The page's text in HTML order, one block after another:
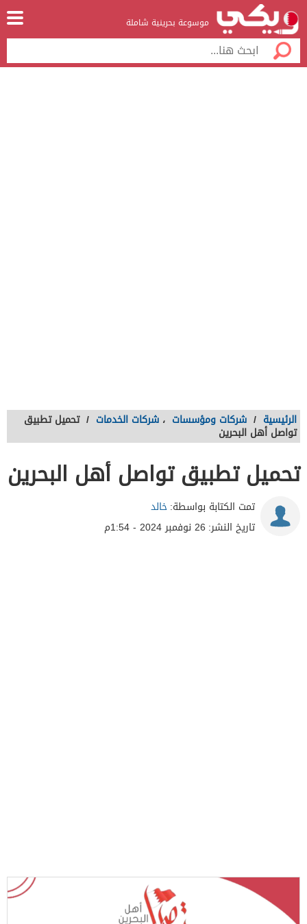
موسوعة بحرينية شاملة
الرئيسية / شركات ومؤسسات ، شركات الخدمات / تحميل تطبيق
تواصل أهل البحرين
تحميل تطبيق تواصل أهل البحرين
تمت الكتابة بواسطة:خالد
تاريخ النشر: 26 نوفمبر 2024 - 1:54م